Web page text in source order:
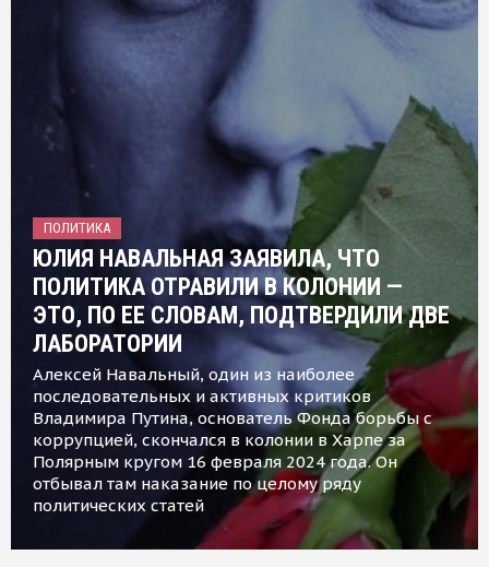
ПОЛИТИКА
ЮЛИЯ НАВАЛЬНАЯ ЗАЯВИЛА, ЧТО
ПОЛИТИКА ОТРАВИЛИ В КОЛОНИИ —
ЭТО, ПО ЕЕ СЛОВАМ, ПОДТВЕРДИЛИ ДВЕ
ЛАБОРАТОРИИ
Алексей Навальный, один из наиболее
последовательных и активных критиков
Владимира Путина, основатель Фонда борьбы с
коррупцией, скончался в колонии в Харпе за
Полярным кругом 16 февраля 2024 года. Он
отбывал там наказание по целому ряду
политических статей